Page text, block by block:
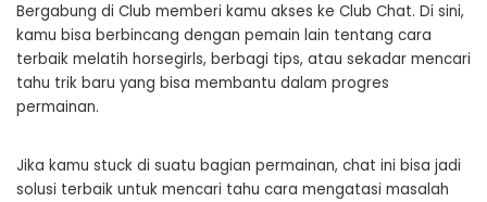
Bergabung di Club memberi kamu akses ke Club Chat. Di sini,
kamu bisa berbincang dengan pemain lain tentang cara
terbaik melatih horsegirls, berbagi tips, atau sekadar mencari
tahu trik baru yang bisa membantu dalam progres
permainan.
Jika kamu stuck di suatu bagian permainan, chat ini bisa jadi
solusi terbaik untuk mencari tahu cara mengatasi masalah